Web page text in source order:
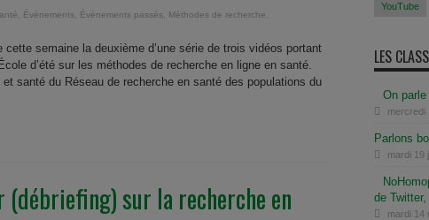
Événements Évènements passés Méthodes de recherche
semaine la deuxième d’une série de trois vidéos portant
d’été sur les méthodes de recherche en ligne en santé.
santé du Réseau de recherche en santé des populations du
(débriefing) sur la recherche en
YouTube
LES
On
mercredi
Parlons
mardi 19
de
mardi 14